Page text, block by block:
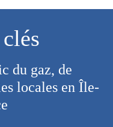
clés
du gaz, de
locales en Île-